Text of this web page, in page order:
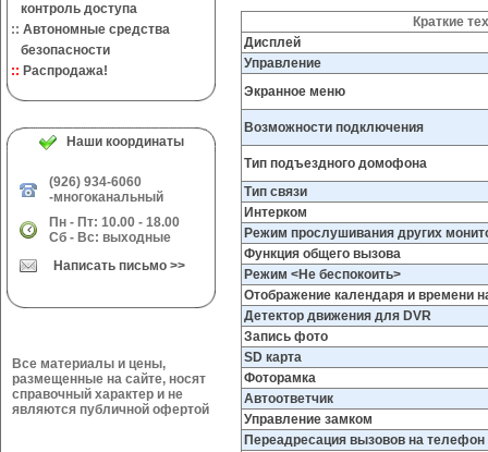
контроль доступа
:: Автономные средства
безопасности
:: Распродажа!
Наши координаты
(926) 934-6060
-многоканальный
Пн - Пт: 10.00 - 18.00
Сб - Вс: выходные
Написать письмо >>
Все материалы и цены,
размещенные на сайте, носят
справочный характер и не
являются публичной офертой
Краткие
Дисплей
Управление
Экранное меню
Возможности подключения
Тип подъездного домофона
Тип связи
Интерком
Режим прослушивания других
Функция общего вызова
Режим <Не беспокоить>
Отображение календаря и времени
Детектор движения для DVR
Запись фото
SD карта
Фоторамка
Автоответчик
Управление замком
Переадресация вызовов на телефон